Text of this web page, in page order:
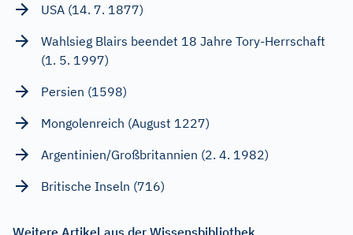
USA (14. 7. 1877)
Wahlsieg Blairs beendet 18 Jahre Tory-Herrschaft
(1. 5. 1997)
Persien (1598)
Mongolenreich (August 1227)
Argentinien/Großbritannien (2. 4. 1982)
Britische Inseln (716)
Weitere Artikel aus der Wissensbibliothek